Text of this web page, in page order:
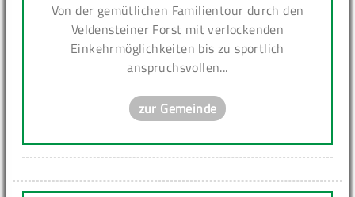
Von der gemütlichen Familientour durch den
Veldensteiner Forst mit verlockenden
Einkehrmöglichkeiten bis zu sportlich
anspruchsvollen...
zur Gemeinde